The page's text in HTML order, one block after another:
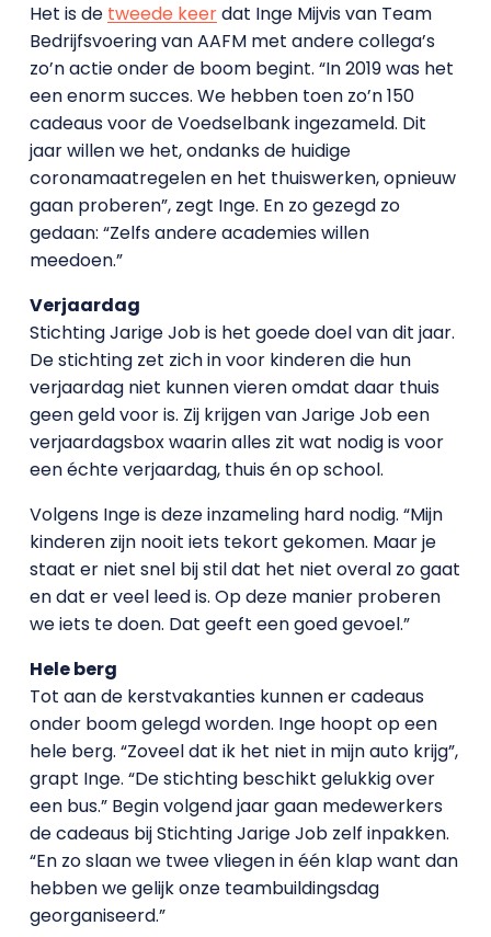
Het is de tweede keerdat Inge Mijvis van Team
Bedrijfsvoering van AAFM met andere collega’s
zo’n actie onder de boom begint. “In 2019 was het
een enorm succes. We hebben toen zo’n 150
cadeaus voor de Voedselbank ingezameld. Dit
jaar willen we het, ondanks de huidige
coronamaatregelen en het thuiswerken, opnieuw
gaan proberen”, zegt Inge. En zo gezegd zo
gedaan: “Zelfs andere academies willen
meedoen.”
Verjaardag
Stichting Jarige Job is het goede doel van dit jaar.
De stichting zet zich in voor kinderen die hun
verjaardag niet kunnen vieren omdat daar thuis
geen geld voor is. Zij krijgen van Jarige Job een
verjaardagsbox waarin alles zit wat nodig is voor
een échte verjaardag, thuis én op school.
Volgens Inge is deze inzameling hard nodig. “Mijn
kinderen zijn nooit iets tekort gekomen. Maar je
staat er niet snel bij stil dat het niet overal zo gaat
en dat er veel leed is. Op deze manier proberen
we iets te doen. Dat geeft een goed gevoel.”
Hele berg
Tot aan de kerstvakanties kunnen er cadeaus
onder boom gelegd worden. Inge hoopt op een
hele berg. “Zoveel dat ik het niet in mijn auto krijg”,
grapt Inge. “De stichting beschikt gelukkig over
een bus.” Begin volgend jaar gaan medewerkers
de cadeaus bij Stichting Jarige Job zelf inpakken.
“En zo slaan we twee vliegen in één klap want dan
hebben we gelijk onze teambuildingsdag
georganiseerd.”